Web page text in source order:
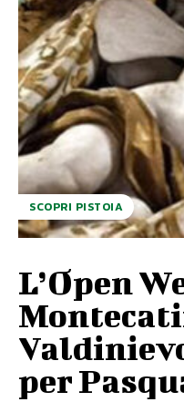
SCOPRI PISTOIA
L’Open
per